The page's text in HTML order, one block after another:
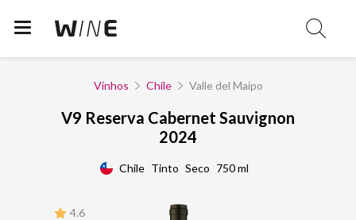
Vinhos Chile Valle del Maipo
V9 Reserva Cabernet Sauvignon
2024
Chile Tinto Seco 750 ml
4.6